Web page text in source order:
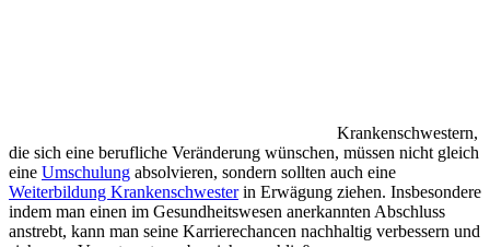
Krankenschwestern,
die sich eine berufliche Veränderung wünschen, müssen nicht gleich
eine Umschulung absolvieren, sondern sollten auch eine
Weiterbildung Krankenschwesterin Erwägung ziehen. Insbesondere
indem man einen im Gesundheitswesen anerkannten Abschluss
anstrebt, kann man seine Karrierechancen nachhaltig verbessern und